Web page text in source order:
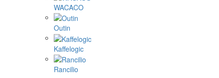
WACACO
Outin
Kaffelogic
Rancilio